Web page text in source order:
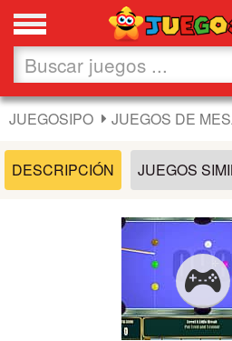
Favoritos
Nuevos
Flash
Acción
Chicas
JUEGOSIPO JUEGOS DE
DESCRIPCIÓN JUEGOS